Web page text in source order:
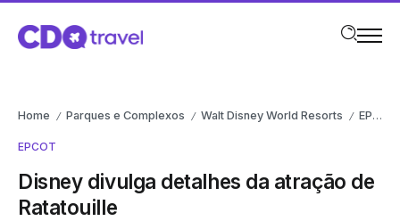
Home / Parques e Complexos / Walt Disney World Resorts / EPCOT
EPCOT
Disney divulga detalhes da atração de
Ratatouille